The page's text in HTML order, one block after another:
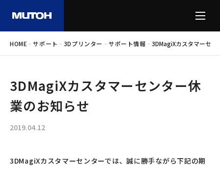
HOME -サポート - 3Dプリンター -サポート情報 - 3DMagiXカスタマーセン
3DMagiXカスタマーセンター休
業のお知らせ
2019.04.12
3DMagiXカスタマーセンターでは、誠に勝手ながら下記の期